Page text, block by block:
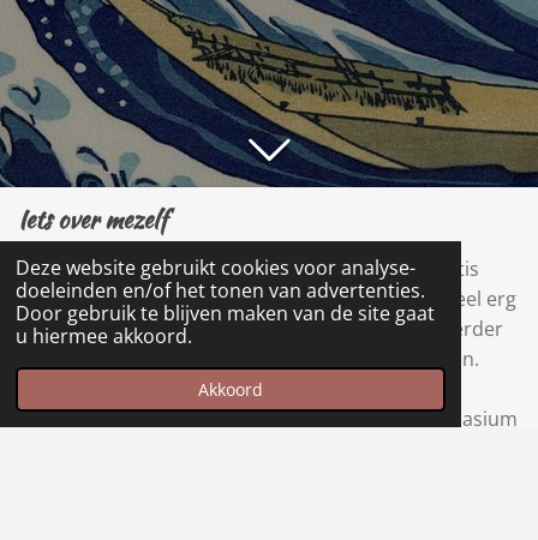
Deze website gebruikt cookies voor analyse-
doeleinden en/of het tonen van advertenties.
Door gebruik te blijven maken van de site gaat
u hiermee akkoord.
Akkoord
Iets over mezelf
Ik ben Kanna, een technasium leerling op het Metis
Montessori Lyseum. Daar heb ik het tot nu toe heel erg
naar mijn zin. Met name het samenwerken om verder
te komen op de meest onwaarschijnlijke manieren.
Daarnaast vind ik het ook heel leuk om dingen te
maken. Dat zijn ook de redenen dat ik voor technasium